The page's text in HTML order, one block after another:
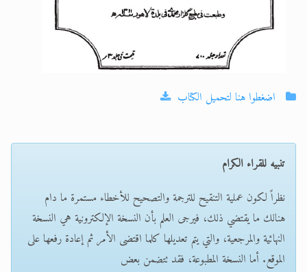
اضغطوا هنا لتحميل الكتاب
تنبيه للقراء الكرام
نظراً لكون عملية التنقيح للترجمة والتصحيح للأخطاء مستمرة ما دام
هنالك ما يقتضي ذلك، فيرجى العلم بأن النسخة الإلكترونية هي النسخة
النهائية والمرجعية، والتي يتم تعديلها كلما اقتضى الأمر ثم إعادة رفعها على
الموقع. أما النسخة المطبوعة، فقد تتضمن بعض